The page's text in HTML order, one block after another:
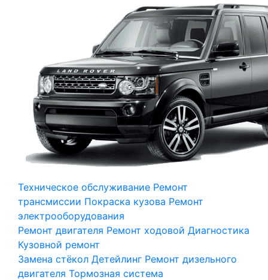
Техническое обслуживание Ремонт
трансмиссии Покраска кузова Ремонт
электрооборудования
Ремонт двигателя Ремонт ходовой Диагностика
Кузовной ремонт
Замена стёкол Детейлинг Ремонт дизельного
двигателя Тормозная система